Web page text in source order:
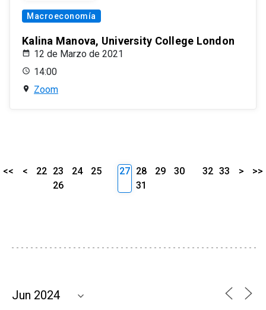
Macroeconomía
Kalina Manova, University College London
12 de Marzo de 2021
14:00
Zoom
<< < 22 23 24
25
26
27 28 29
30
31
32 33 > >>